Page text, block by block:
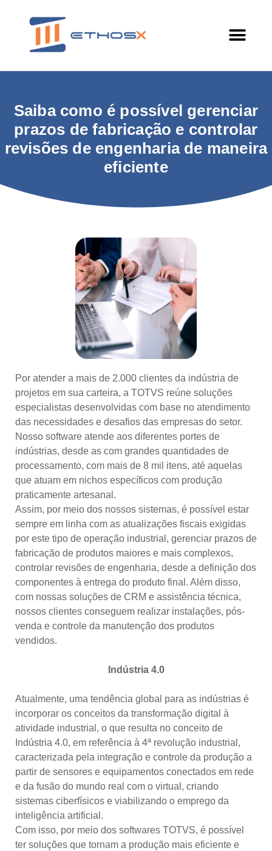
Saiba como é possível gerenciar
prazos de fabricação e controlar
revisões de engenharia de maneira
eficiente
Por atender a mais de 2.000 clientes da indústria de
projetos em sua carteira, a TOTVS reúne soluções
especialistas desenvolvidas com base no atendimento
das necessidades e desafios das empresas do setor.
Nosso software atende aos diferentes portes de
indústrias, desde as com grandes quantidades de
processamento, com mais de 8 mil itens, até aquelas
que atuam em nichos específicos com produção
praticamente artesanal.
Assim, por meio dos nossos sistemas, é possível estar
sempre em linha com as atualizações fiscais exigidas
por este tipo de operação industrial, gerenciar prazos de
fabricação de produtos maiores e mais complexos,
controlar revisões de engenharia, desde a definição dos
componentes à entrega do produto final. Além disso,
com nossas soluções de CRM e assistência técnica,
nossos clientes conseguem realizar instalações, pós-
venda e controle da manutenção dos produtos
vendidos.
Indústria 4.0
Atualmente, uma tendência global para as indústrias é
incorporar os conceitos da transformação digital à
atividade industrial, o que resulta no conceito de
Indústria 4.0, em referência à 4ª revolução industrial,
caracterizada pela integração e controle da produção a
partir de sensores e equipamentos conectados em rede
e da fusão do mundo real com o virtual, criando
sistemas ciberfísicos e viabilizando o emprego da
inteligência artificial.
Com isso, por meio dos softwares TOTVS, é possível
ter soluções que tornam a produção mais eficiente e